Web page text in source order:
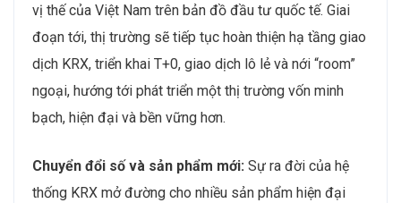
vị thế của Việt Nam trên bản đồ đầu tư quốc tế. Giai
đoạn tới, thị trường sẽ tiếp tục hoàn thiện hạ tầng giao
dịch KRX, triển khai T+0, giao dịch lô lẻ và nới “room”
ngoại, hướng tới phát triển một thị trường vốn minh
bạch, hiện đại và bền vững hơn.
Chuyển đổi số và sản phẩm mới: Sự ra đời của hệ
thống KRX mở đường cho nhiều sản phẩm hiện đại